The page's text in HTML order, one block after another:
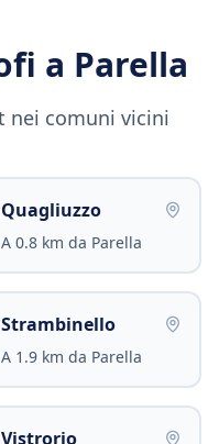
a Parella
nei comuni vicini
Quagliuzzo
A 0.8 km da Parella
Strambinello
A 1.9 km da Parella
Vistrorio